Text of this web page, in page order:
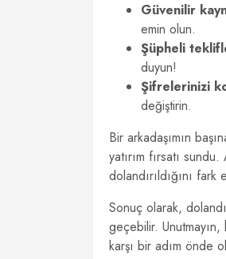
Güvenilir
emin olun.
Şüpheli
duyun!
Şifrelerinizi
değiştirin.
Bir arkadaşımın
yatırım fırsatı
dolandırıldığını
Sonuç olarak,
geçebilir.
karşı bir adım önde